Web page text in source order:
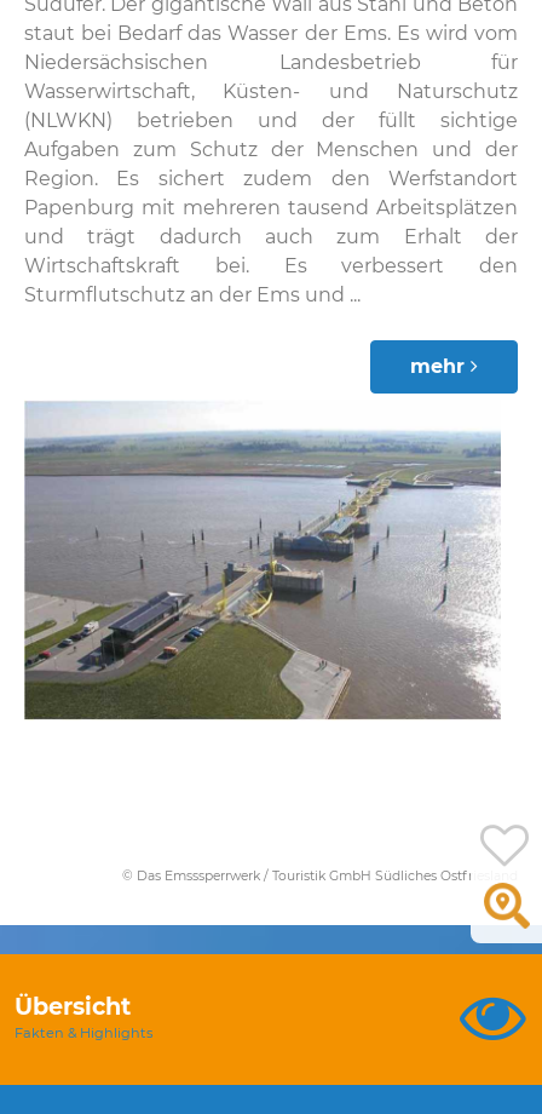
staut bei Bedarf das Wasser der Ems. Es wird vom
Niedersächsischen Landesbetrieb für
Wasserwirtschaft, Küsten- und Naturschutz
(NLWKN) betrieben und der füllt sichtige
Aufgaben zum Schutz der Menschen und der
Region. Es sichert zudem den Werfstandort
Papenburg mit mehreren tausend Arbeitsplätzen
und trägt dadurch auch zum Erhalt der
Wirtschaftskraft bei. Es verbessert den
Sturmflutschutz an der Ems und ...
mehr
© Das Emsssperrwerk / Touristik GmbH Südliches Ostfriesland
Übersicht
Fakten & Highlights